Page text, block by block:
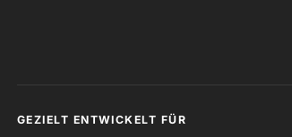
GEZIELT ENTWICKELT FÜR